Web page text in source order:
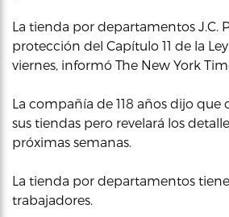
La tienda por departamentos J.C.
protección del Capítulo 11 de la
viernes, informó The New York
La compañía de 118 años dijo que
sus tiendas pero revelará los
próximas semanas.
La tienda por departamentos
trabajadores.